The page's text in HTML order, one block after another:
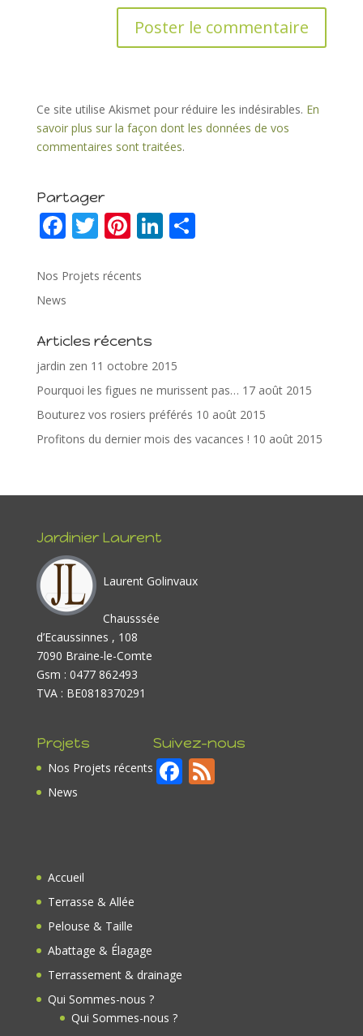
Ce site utilise Akismet pour réduire les indésirables. En
savoir plus sur la façon dont les données de vos
commentaires sont traitées.
Partager
F
e
b
o
o
k
T
itt
Pi
er
st
Li
n
P
Nos Projets récents
News
Articles récents
jardin zen 11 octobre 2015
Pourquoi les figues ne murissent pas… 17 août 2015
Bouturez vos rosiers préférés 10 août 2015
Profitons du dernier mois des vacances ! 10 août 2015
Jardinier Laurent
Laurent Golinvaux
Chausssée
d’Ecaussinnes , 108
7090 Braine-le-Comte
Gsm : 0477 862493
TVA : BE0818370291
Projets
Nos Projets récents
News
Suivez-nous
F F
Accueil
Terrasse & Allée
Pelouse & Taille
Abattage & Élagage
Terrassement & drainage
Qui Sommes-nous ?
Qui Sommes-nous ?